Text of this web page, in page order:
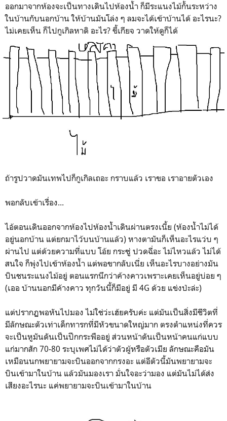
ออกมาจากห้องจะเป็นทางเดินไปห้องน้ำ ก็มีระแนงไม้กั้นระหว่าง
ในบ้านกับนอกบ้าน ให้บ้านมันโล่ง ๆ ลมจะได้เข้าบ้านได้ อะไรนะ?
ไม่เคยเห็น ก็ไปกูเกิลหาดิ อะไร? ขี้เกียจ วาดให้ดูก็ได้
ถ้ารูปวาดมันเทพไปก็กูเกิลเถอะ กราบแล้ว เราขอ เราอายตัวเอง
พอกลับเข้าเรื่อง...
ไอ้ตอนเดินออกจากห้องไปห้องน้ำเดินผ่านตรงเนี้ย (ห้องน้ำไม่ได้
อยู่นอกบ้าน แต่ยกมาไว้บนบ้านแล้ว) หางตามันก็เห็นอะไรแว่บ ๆ
ผ่านไป แต่ด้วยความที่แบบ โอ้ย กระซู่ ปวดฉี่อะ ไม่ไหวแล้ว ไม่ได้
สนใจ ก็พุ่งไปเข้าห้องน้ำ แต่พอขากลับเนี่ย เห็นอะไรบางอย่างมัน
บินชนระแนงไม้อยู่ ตอนแรกนึกว่าค้างคาวเพราะเคยเห็นอยู่บ่อย ๆ
(เออ บ้านนอกมีค้างคาว ทุกวันนี้ก็มีอยู่ มี 4G ด้วย แข่งป่ะล่ะ)
แต่ปรากฏพอหันไปมอง ไม่ใช่ว่ะเฮ้ยครับค่ะ แต่มันเป็นสิ่งมีชีวิตที่
มีลักษณะตัวเท่าเด็กทารกที่มีหัวขนาดใหญ่มาก ตรงตำแหน่งที่ควร
จะเป็นหูมันดันเป็นปีกกระพืออยู่ ส่วนหน้าดันเป็นหน้าคนแก่แบบ
แก่มากสัก 70-80 ระบุเพศไม่ได้ว่าตัวผู้หรือตัวเมีย ลักษณะคือมัน
เหมือนนกพยายามจะบินออกจากกรงอะ แต่อีตัวนี้มันพยายามจะ
บินเข้ามาในบ้าน แล้วมันมองเรา มั่นใจอะว่ามอง แต่มันไม่ได้ส่ง
เสียงอะไรนะ แค่พยายามจะบินเข้ามาในบ้าน